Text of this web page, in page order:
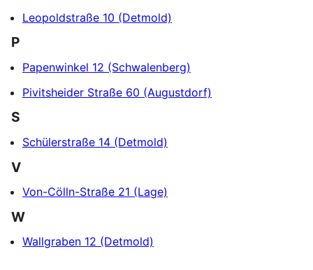
Leopoldstraße 10 (Detmold)
P
Papenwinkel 12 (Schwalenberg)
Pivitsheider Straße 60 (Augustdorf)
S
Schülerstraße 14 (Detmold)
V
Von-Cölln-Straße 21 (Lage)
W
Wallgraben 12 (Detmold)